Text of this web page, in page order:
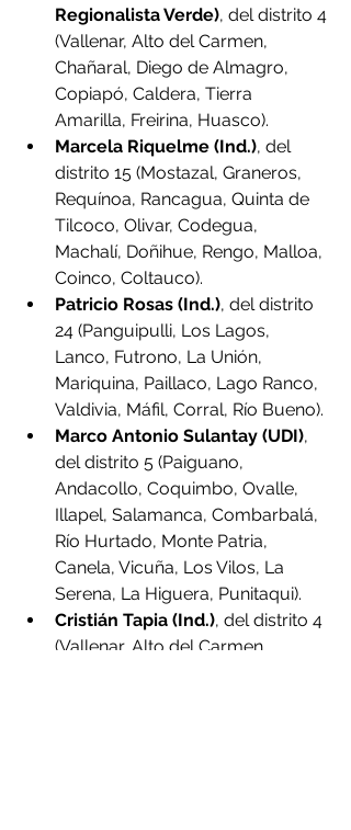
Regionalista Verde), del distrito 4
(Vallenar, Alto del Carmen,
Chañaral, Diego de Almagro,
Copiapó, Caldera, Tierra
Amarilla, Freirina, Huasco).
Marcela Riquelme (Ind.), del
distrito 15 (Mostazal, Graneros,
Requínoa, Rancagua, Quinta de
Tilcoco, Olivar, Codegua,
Machalí, Doñihue, Rengo, Malloa,
Coinco, Coltauco).
Patricio Rosas (Ind.), del distrito
24 (Panguipulli, Los Lagos,
Lanco, Futrono, La Unión,
Mariquina, Paillaco, Lago Ranco,
Valdivia, Máfil, Corral, Río Bueno).
Marco Antonio Sulantay (UDI),
del distrito 5 (Paiguano,
Andacollo, Coquimbo, Ovalle,
Illapel, Salamanca, Combarbalá,
Río Hurtado, Monte Patria,
Canela, Vicuña, Los Vilos, La
Serena, La Higuera, Punitaqui).
Cristián Tapia (Ind.), del distrito 4
(Vallenar, Alto del Carmen,